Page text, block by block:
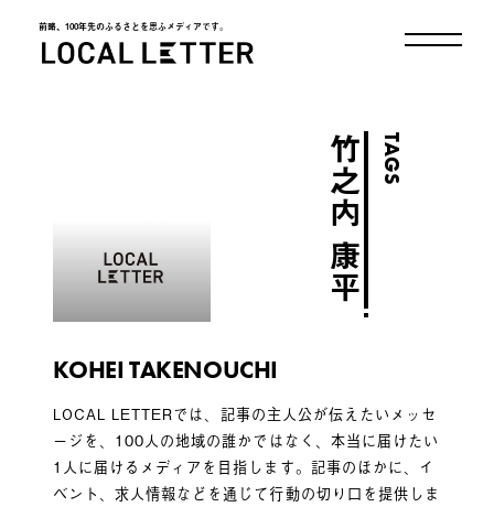
前略、100年先のふるさとを思ふメディアです。
TAGS
竹之内 康平
KOHEI TAKENOUCHI
LOCAL LETTERでは、記事の主人公が伝えたいメッセ
ージを、100人の地域の誰かではなく、本当に届けたい
1人に届けるメディアを目指します。記事のほかに、イ
ベント、求人情報などを通じて行動の切り口を提供しま